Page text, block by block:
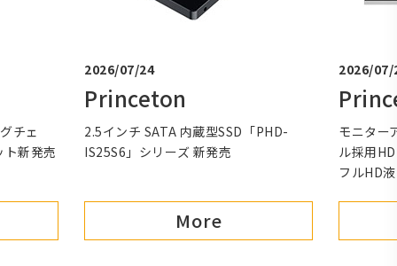
チェ
新発売
2026/07/24
Princeton
2.5インチ SATA 内蔵型SSD「PHD-
IS25S6」シリーズ 新発売
More
2026/07/
モニター
ル採用
フルHD